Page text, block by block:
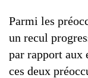
Parmi les
un recul
par rapport aux
ces deux